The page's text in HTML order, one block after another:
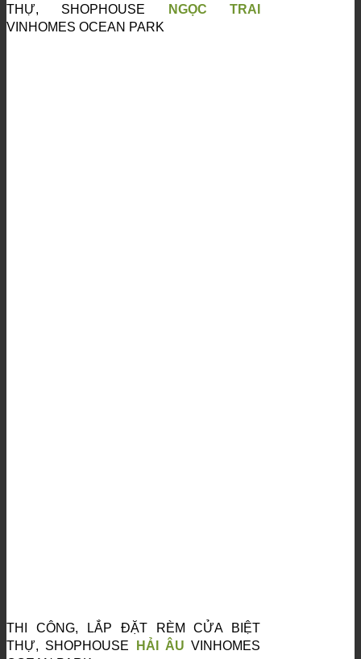
THỰ, SHOPHOUSE
NGỌC TRAI
VINHOMES OCEAN PARK
THI CÔNG, LẮP ĐẶT RÈM CỬA BIỆT
THỰ, SHOPHOUSE
HẢI ÂU VINHOMES